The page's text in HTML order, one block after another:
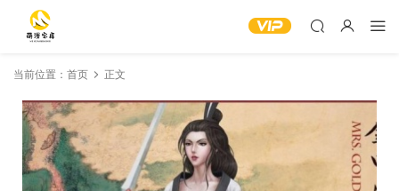
当前位置： 首页 正文